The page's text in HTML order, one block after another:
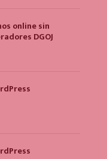
online sin
DGOJ